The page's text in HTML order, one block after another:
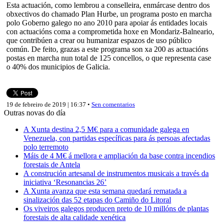
Esta actuación, como lembrou a conselleira, enmárcase dentro dos
obxectivos do chamado Plan Hurbe, un programa posto en marcha
polo Goberno galego no ano 2010 para apoiar ás entidades locais
con actuacións coma a comprometida hoxe en Mondariz-Balneario,
que contribúen a crear ou humanizar espazos de uso público
común. De feito, grazas a este programa son xa 200 as actuacións
postas en marcha nun total de 125 concellos, o que representa case
o 40% dos municipios de Galicia.
19 de febreiro de 2019 | 16:37 • Sen comentarios
Outras novas do día
A Xunta destina 2,5 M€ para a comunidade galega en
Venezuela, con partidas específicas para ás persoas afectadas
polo terremoto
Máis de 4 M€ á mellora e ampliación da base contra incendios
forestais de Antela
A construción artesanal de instrumentos musicais a través da
iniciativa ‘Resonancias 26’
A Xunta avanza que esta semana quedará rematada a
sinalización das 52 etapas do Camiño do Litoral
Os viveiros galegos producen preto de 10 millóns de plantas
forestais de alta calidade xenética